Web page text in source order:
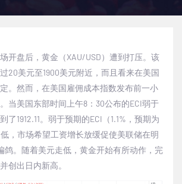
开盘后，黄金（XAU/USD）遭到打压。该
20美元至1900美元附近，而且看来在美国
。然而，在美国雇佣成本指数发布前一小
当美国东部时间上午8 ： 30公布的ECI弱于
了1912.11。弱于预期的ECI （1.1% ，预期为
，市场希望工资增长放缓促使美联储在明
鸽。随着美元走低，黄金开始有所动作，完
创出日内新高。